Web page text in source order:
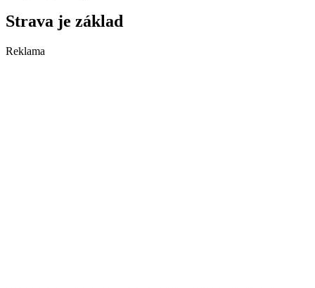
Strava je základ
Reklama